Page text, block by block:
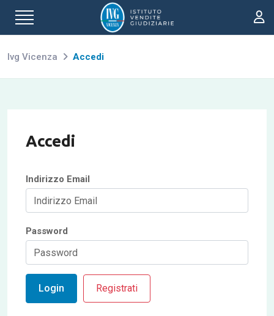
Ivg Vicenza Accedi
Accedi
Indirizzo Email
Password
Login Registrati